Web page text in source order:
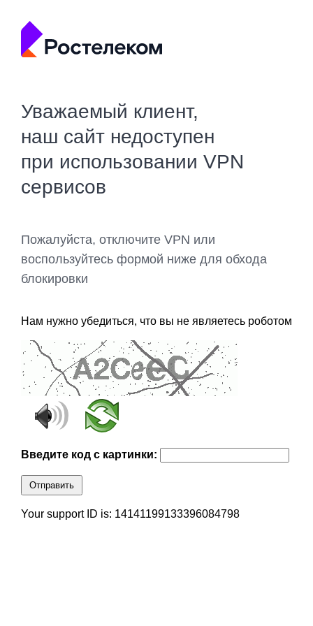
Уважаемый клиент,
наш сайт недоступен
при использовании VPN
сервисов
Пожалуйста, отключите VPN или
воспользуйтесь формой ниже для обхода
блокировки
Нам нужно убедиться, что вы не являетесь роботом
Введите код с картинки:
Отправить
Your support ID is: 14141199133396084798